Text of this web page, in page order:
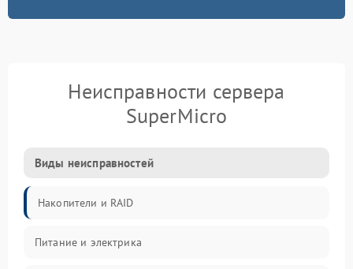
Неисправности сервера
SuperMicro
Виды неисправностей
Накопители и RAID
Питание и электрика